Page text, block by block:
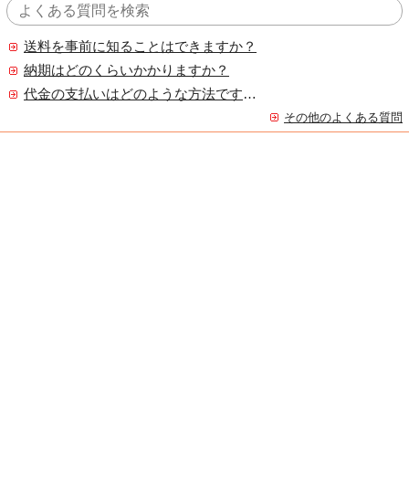
送料を事前に知ることはできますか？
納期はどのくらいかかりますか？
代金の支払いはどのような方法ですか？
その他のよくある質問